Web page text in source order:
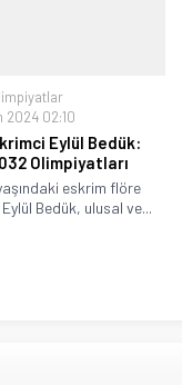
2024 02:10
Eylül Bedük:
Olimpiyatları
eskrim flöre
Bedük, ulusal ve...